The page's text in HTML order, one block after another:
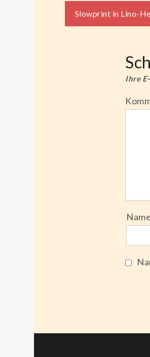
Slowprint in Lino-
Ihre
Name